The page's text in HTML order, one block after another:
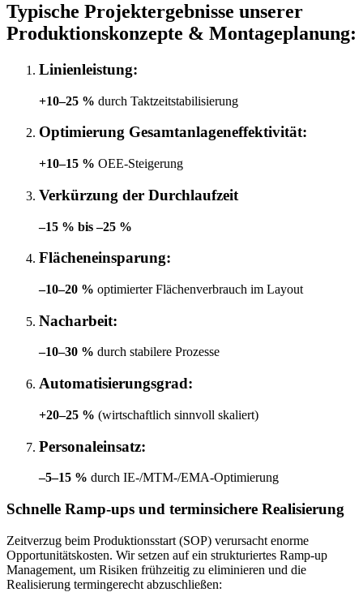
Typische Projektergebnisse unserer
Produktionskonzepte & Montageplanung:
Linienleistung:
+10–25 % durch Taktzeitstabilisierung
Optimierung Gesamtanlageneffektivität:
+10–15 % OEE-Steigerung
Verkürzung der Durchlaufzeit
–15 % bis –25 %
Flächeneinsparung:
–10–20 % optimierter Flächenverbrauch im Layout
Nacharbeit:
–10–30 % durch stabilere Prozesse
Automatisierungsgrad:
+20–25 % (wirtschaftlich sinnvoll skaliert)
Personaleinsatz:
–5–15 % durch IE-/MTM-/EMA-Optimierung
Schnelle Ramp-ups und terminsichere Realisierung
Zeitverzug beim Produktionsstart (SOP) verursacht enorme
Opportunitätskosten. Wir setzen auf ein strukturiertes Ramp-up
Management, um Risiken frühzeitig zu eliminieren und die
Realisierung termingerecht abzuschließen: